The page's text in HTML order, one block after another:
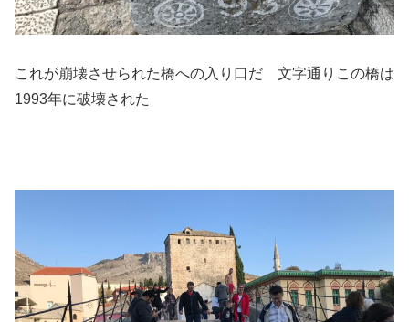
これが崩壊させられた橋への入り口だ 文字通りこの橋は
1993年に破壊された